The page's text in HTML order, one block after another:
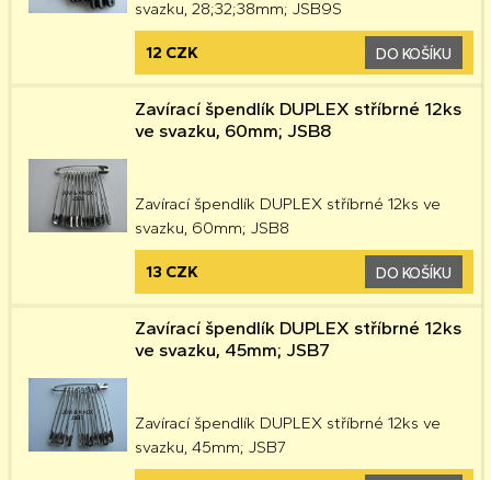
svazku, 28;32;38mm; JSB9S
12 CZK DO KOŠÍKU
Zavírací špendlík DUPLEX stříbrné 12ks
ve svazku, 60mm; JSB8
Zavírací špendlík DUPLEX stříbrné 12ks ve
svazku, 60mm; JSB8
13 CZK DO KOŠÍKU
Zavírací špendlík DUPLEX stříbrné 12ks
ve svazku, 45mm; JSB7
Zavírací špendlík DUPLEX stříbrné 12ks ve
svazku, 45mm; JSB7